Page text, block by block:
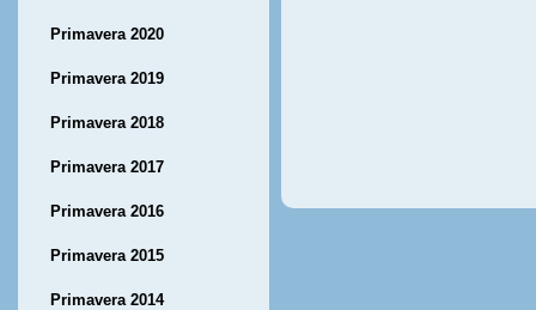
Primavera 2020
Primavera 2019
Primavera 2018
Primavera 2017
Primavera 2016
Primavera 2015
Primavera 2014